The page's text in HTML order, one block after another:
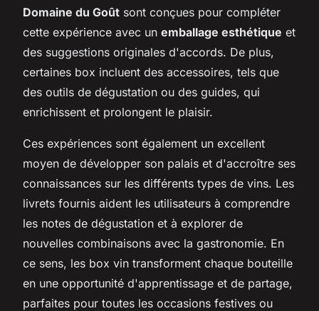
Domaine du Goût sont conçues pour compléter
cette expérience avec un emballage esthétique et
des suggestions originales d'accords. De plus,
certaines box incluent des accessoires, tels que
des outils de dégustation ou des guides, qui
enrichissent et prolongent le plaisir.
Ces expériences sont également un excellent
moyen de développer son palais et d'accroître ses
connaissances sur les différents types de vins. Les
livrets fournis aident les utilisateurs à comprendre
les notes de dégustation et à explorer de
nouvelles combinaisons avec la gastronomie. En
ce sens, les box vin transforment chaque bouteille
en une opportunité d'apprentissage et de partage,
parfaites pour toutes les occasions festives ou